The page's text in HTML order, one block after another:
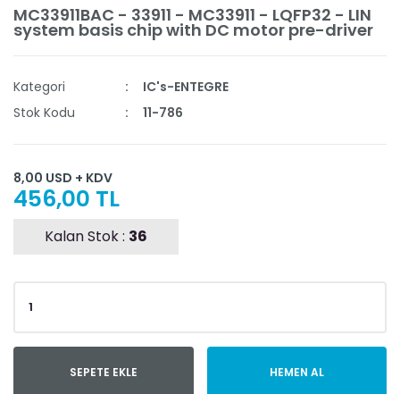
MC33911BAC - 33911 - MC33911 - LQFP32 - LIN
system basis chip with DC motor pre-driver
Kategori
IC's-ENTEGRE
Stok Kodu
11-786
8,00 USD + KDV
456,00 TL
Kalan Stok : 36
SEPETE EKLE HEMEN AL